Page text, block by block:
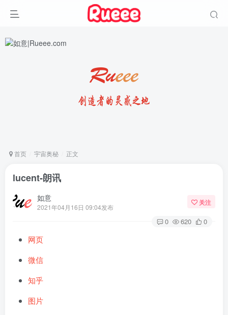
首页 宇宙奥秘 正文
lucent-朗讯
如意
2021年04月16日 09:04发布
关注
0 620 0
网页
微信
知乎
图片